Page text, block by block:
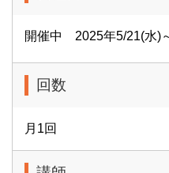
開催中 2025年5/21(水)
回数
月1回